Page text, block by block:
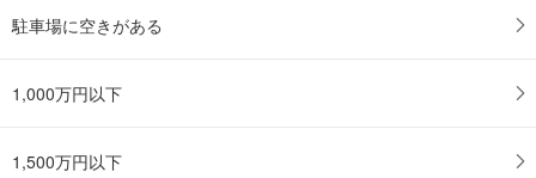
駐車場に空きがある
1,000万円以下
1,500万円以下